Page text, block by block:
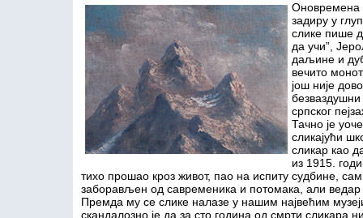
Оновремена
задиру у
слике пише
да учи”,
даљине и
вечито
још није
безваздушни
српског
Тачно је
сликајући
сликар као
из 1915.
тихо прошао кроз живот, пао на испиту судбине,
заборављен од савременика и потомака, али ведар
Премда му се слике налазе у нашим највећим
скандалозно је да за сто година од смрти сликара